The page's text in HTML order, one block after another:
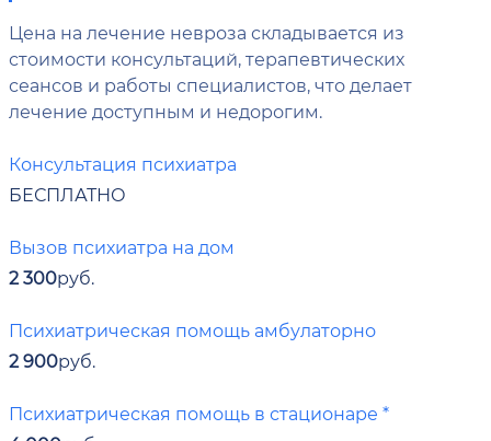
Цена на лечение невроза складывается из
стоимости консультаций, терапевтических
сеансов и работы специалистов, что делает
лечение доступным и недорогим.
Консультация психиатра
БЕСПЛАТНО
Вызов психиатра на дом
2 300руб.
Психиатрическая помощь амбулаторно
2 900руб.
Психиатрическая помощь в стационаре *